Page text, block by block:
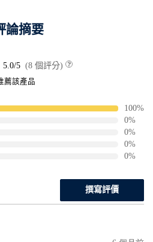
論摘要
5.0 8 個評分
薦該產品
100%
0%
0%
0%
0%
撰寫評價